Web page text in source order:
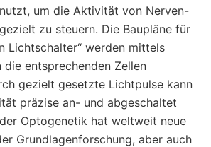
um die Aktivität von Nerven-
zu steuern. Die Baupläne für
Lichtschalter“ werden mittels
entsprechenden Zellen
gezielt gesetzte Lichtpulse kann
präzise an- und abgeschaltet
Optogenetik hat weltweit neue
Grundlagenforschung, aber auch